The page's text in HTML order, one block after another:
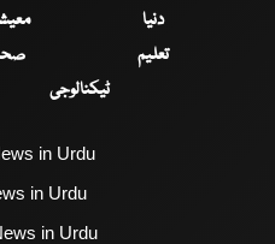
دنیا
تعلیم
ٹیکنالوجی
in Urdu
in Urdu
in Urdu